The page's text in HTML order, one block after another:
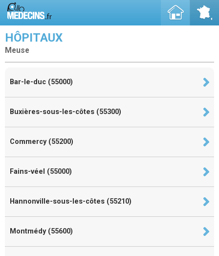
HÔPITAUX
Meuse
Bar-le-duc (55000)
Buxières-sous-les-côtes (55300)
Commercy (55200)
Fains-véel (55000)
Hannonville-sous-les-côtes (55210)
Montmédy (55600)